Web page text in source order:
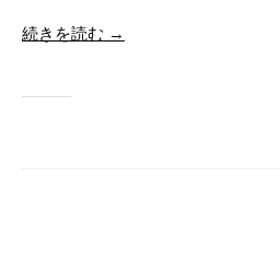
c
tt
続きを読む →